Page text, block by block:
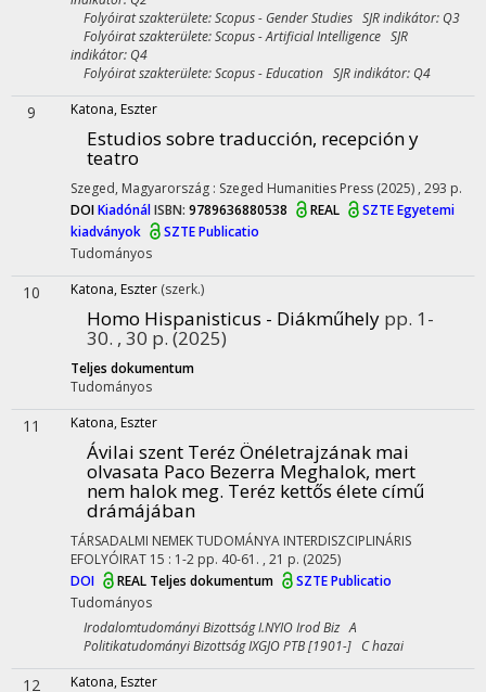
Folyóirat szakterülete: Scopus - Gender Studies SJR indikátor: Q3
Folyóirat szakterülete: Scopus - Artificial Intelligence SJR
indikátor: Q4
Folyóirat szakterülete: Scopus - Education SJR indikátor: Q4
9 Katona, Eszter
Estudios sobre traducción, recepción y
teatro
Szeged, Magyarország : Szeged Humanities Press (2025) , 293 p.
DOIKiadónálISBN: 9789636880538 REAL
SZTE Egyetemi
kiadványok
SZTE Publicatio
Tudományos
10 Katona, Eszter (szerk.)
Homo Hispanisticus - Diákműhely pp. 1-
30. , 30 p. (2025)
Teljes dokumentum
Tudományos
11 Katona, Eszter
Ávilai szent Teréz Önéletrajzának mai
olvasata Paco Bezerra Meghalok, mert
nem halok meg. Teréz kettős élete című
drámájában
TÁRSADALMI NEMEK TUDOMÁNYA INTERDISZCIPLINÁRIS
EFOLYÓIRAT 15 : 1-2 pp. 40-61. , 21 p. (2025)
DOI
REAL Teljes dokumentum
SZTE Publicatio
Tudományos
Irodalomtudományi Bizottság I.NYIO Irod Biz A
Politikatudományi Bizottság IXGJO PTB [1901-] C hazai
12 Katona, Eszter